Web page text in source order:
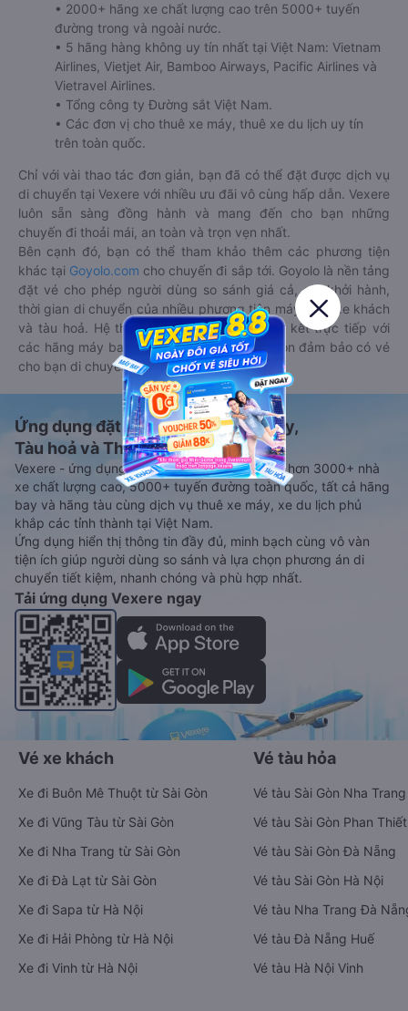
• 2000+ hãng xe chất lượng cao trên 5000+ tuyến
đường trong và ngoài nước.
• 5 hãng hàng không uy tín nhất tại Việt Nam: Vietnam
Airlines, Vietjet Air, Bamboo Airways, Pacific Airlines và
Vietravel Airlines.
• Tổng công ty Đường sắt Việt Nam.
• Các đơn vị cho thuê xe máy, thuê xe du lịch uy tín
trên toàn quốc.
Chỉ với vài thao tác đơn giản, bạn đã có thể đặt được dịch vụ
di chuyển tại Vexere với nhiều ưu đãi vô cùng hấp dẫn. Vexere
luôn sẵn sàng đồng hành và mang đến cho bạn những
chuyến đi thoải mái, an toàn và trọn vẹn nhất.
Bên cạnh đó, bạn có thể tham khảo thêm các phương tiện
khác tại Goyolo.com cho chuyến đi sắp tới. Goyolo là nền tảng
đặt vé cho phép người dùng so sánh giá cả, giờ khởi hành,
thời gian di chuyển của nhiều phương tiện máy bay, xe khách
và tàu hoả. Hệ thống của Goyolo được liên kết trực tiếp với
các hãng máy bay, xe khách và tàu hoả, luôn đảm bảo có vé
cho bạn di chuyển.
Ứng dụng đặt vé Xe khách, Máy bay,
Tàu hoả và Thuê xe
Vexere - ứng dụng đặt vé đa phương tiện với hơn 3000+ nhà
xe chất lượng cao, 5000+ tuyến đường toàn quốc, tất cả hãng
bay và hãng tàu cùng dịch vụ thuê xe máy, xe du lịch phủ
khắp các tỉnh thành tại Việt Nam.
Ứng dụng hiển thị thông tin đầy đủ, minh bạch cùng vô vàn
tiện ích giúp người dùng so sánh và lựa chọn phương án di
chuyển tiết kiệm, nhanh chóng và phù hợp nhất.
Tải ứng dụng Vexere ngay
Vé xe khách
Xe đi Buôn Mê Thuột từ Sài Gòn
Xe đi Vũng Tàu từ Sài Gòn
Xe đi Nha Trang từ Sài Gòn
Xe đi Đà Lạt từ Sài Gòn
Xe đi Sapa từ Hà Nội
Xe đi Hải Phòng từ Hà Nội
Xe đi Vinh từ Hà Nội
Vé tàu hỏa
Vé tàu Sài Gòn Nha Trang
Vé tàu Sài Gòn Phan Thiết
Vé tàu Sài Gòn Đà Nẵng
Vé tàu Sài Gòn Hà Nội
Vé tàu Nha Trang Đà
Vé tàu Đà Nẵng Huế
Vé tàu Hà Nội Vinh